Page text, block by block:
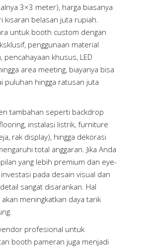
3×3 meter), harga biasanya
kisaran belasan juta rupiah.
untuk booth custom dengan
penggunaan material
pencahayaan khusus, LED
area meeting, biayanya bisa
puluhan hingga ratusan juta
tambahan seperti backdrop
instalasi listrik, furniture
rak display), hingga dekorasi
total anggaran. Jika Anda
yang lebih premium dan eye-
investasi pada desain visual dan
sangat disarankan. Hal
meningkatkan daya tarik
profesional untuk
booth pameran juga menjadi